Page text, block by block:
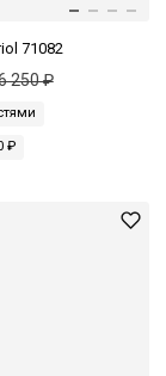
71082
250 ₽
₽